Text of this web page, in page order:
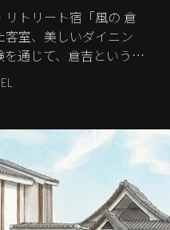
トリート宿「風の 倉
室、美しいダイニン
通じて、倉吉というま